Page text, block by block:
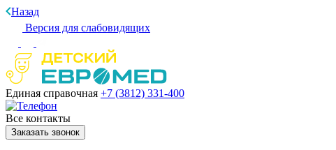
Назад
Версия для слабовидящих
Единая справочная +7 (3812) 331-400
Все контакты
Заказать звонок